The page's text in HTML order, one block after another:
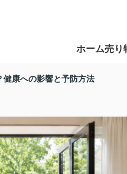
ホーム売り
康への影響と予防方法